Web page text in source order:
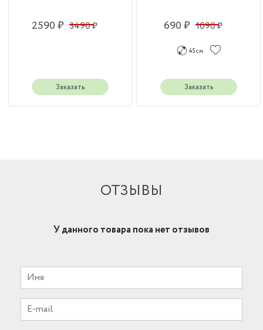
2590 ₽ 3490 ₽
Заказать
690 ₽ 1090 ₽
45 см
Заказать
ОТЗЫВЫ
У данного товара пока нет отзывов